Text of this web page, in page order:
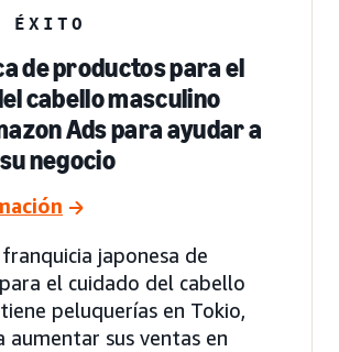
ÉXITO
de productos para el
cabello masculino
Ads para ayudar a
negocio
franquicia japonesa de
el cuidado del cabello
peluquerías en Tokio,
aumentar sus ventas en